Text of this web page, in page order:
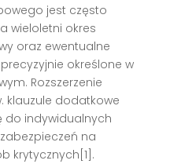
jest często
wieloletni okres
oraz ewentualne
określone w
Rozszerzenie
klauzule dodatkowe
indywidualnych
na
krytycznych[1].